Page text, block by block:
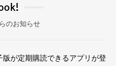
のお知らせ
版が定期購読できるアプリが登